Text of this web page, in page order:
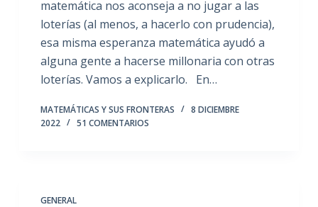
matemática nos aconseja a no jugar a las
loterías (al menos, a hacerlo con prudencia),
esa misma esperanza matemática ayudó a
alguna gente a hacerse millonaria con otras
loterías. Vamos a explicarlo. En…
MATEMÁTICAS Y SUS FRONTERAS
8 DICIEMBRE
2022
51 COMENTARIOS
GENERAL